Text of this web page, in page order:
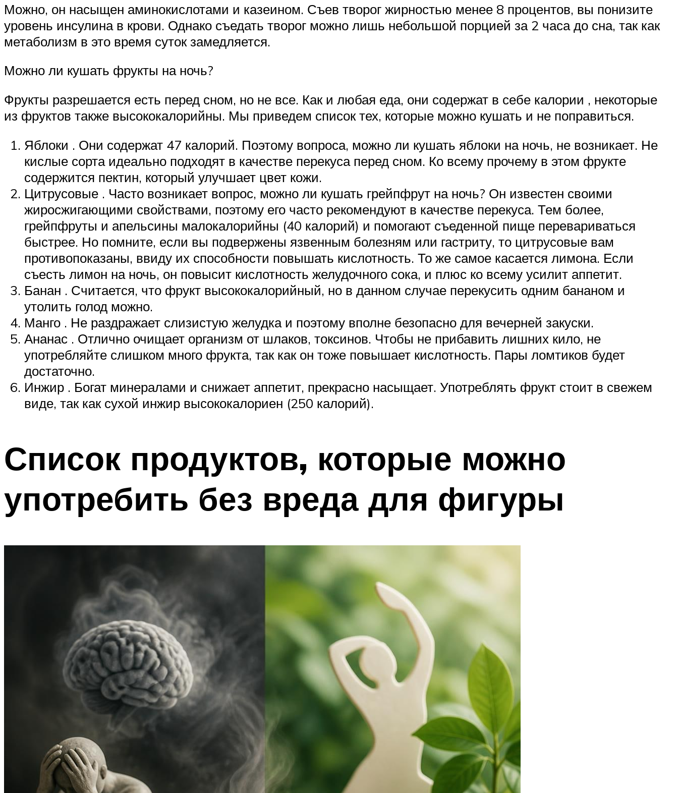
Можно, он насыщен аминокислотами и казеином. Съев творог жирностью менее 8 процентов, вы понизите
уровень инсулина в крови. Однако съедать творог можно лишь небольшой порцией за 2 часа до сна, так как
метаболизм в это время суток замедляется.
Можно ли кушать фрукты на ночь?
Фрукты разрешается есть перед сном, но не все. Как и любая еда, они содержат в себе калории , некоторые
из фруктов также высококалорийны. Мы приведем список тех, которые можно кушать и не поправиться.
Яблоки . Они содержат 47 калорий. Поэтому вопроса, можно ли кушать яблоки на ночь, не возникает. Не
кислые сорта идеально подходят в качестве перекуса перед сном. Ко всему прочему в этом фрукте
содержится пектин, который улучшает цвет кожи.
Цитрусовые . Часто возникает вопрос, можно ли кушать грейпфрут на ночь? Он известен своими
жиросжигающими свойствами, поэтому его часто рекомендуют в качестве перекуса. Тем более,
грейпфруты и апельсины малокалорийны (40 калорий) и помогают съеденной пище перевариваться
быстрее. Но помните, если вы подвержены язвенным болезням или гастриту, то цитрусовые вам
противопоказаны, ввиду их способности повышать кислотность. То же самое касается лимона. Если
съесть лимон на ночь, он повысит кислотность желудочного сока, и плюс ко всему усилит аппетит.
Банан . Считается, что фрукт высококалорийный, но в данном случае перекусить одним бананом и
утолить голод можно.
Манго . Не раздражает слизистую желудка и поэтому вполне безопасно для вечерней закуски.
Ананас . Отлично очищает организм от шлаков, токсинов. Чтобы не прибавить лишних кило, не
употребляйте слишком много фрукта, так как он тоже повышает кислотность. Пары ломтиков будет
достаточно.
Инжир . Богат минералами и снижает аппетит, прекрасно насыщает. Употреблять фрукт стоит в свежем
виде, так как сухой инжир высококалориен (250 калорий).
Список продуктов, которые можно
употребить без вреда для фигуры